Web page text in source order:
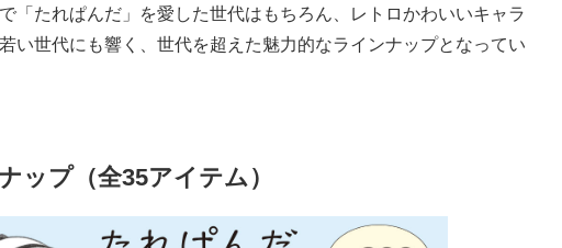
「たれぱんだ」を愛した世代はもちろん、レトロかわいいキャラ
い世代にも響く、世代を超えた魅力的なラインナップとなってい
ップ（全35アイテム）